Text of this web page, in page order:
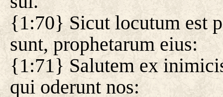
{1:70} Sicut locutum est
sunt, prophetarum eius:
{1:71} Salutem ex
qui oderunt nos: